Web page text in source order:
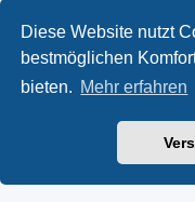
Diese Website nutzt
bestmöglichen
bieten. Mehr erfahren